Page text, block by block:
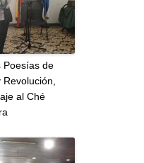
Poesías de
al Ché